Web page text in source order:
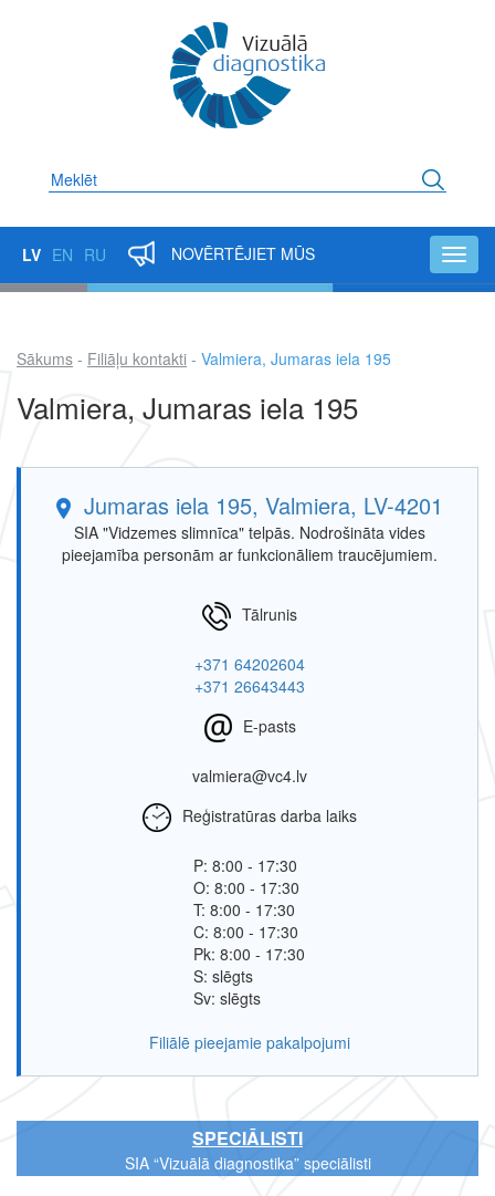
Meklēt
LV EN RU NOVĒRTĒJIET MŪS
Atpakaļceļš
Sākums Filiāļu kontakti Valmiera, Jumaras iela 195
Valmiera, Jumaras iela 195
Jumaras iela 195, Valmiera, LV-4201
SIA "Vidzemes slimnīca" telpās. Nodrošināta vides
pieejamība personām ar funkcionāliem traucējumiem.
Tālrunis
+371 64202604
+371 26643443
E-pasts
valmiera@vc4.lv
Reģistratūras darba laiks
P: 8:00 - 17:30
O: 8:00 - 17:30
T: 8:00 - 17:30
C: 8:00 - 17:30
Pk: 8:00 - 17:30
S: slēgts
Sv: slēgts
Filiālē pieejamie pakalpojumi
SPECIĀLISTI
SIA “Vizuālā diagnostika” speciālisti